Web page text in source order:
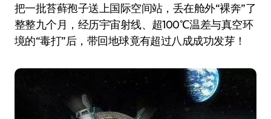
把一批苔藓孢子送上国际空间站，丢在舱外“裸奔”了
整整九个月，经历宇宙射线、超100℃温差与真空环
境的“毒打”后，带回地球竟有超过八成成功发芽！